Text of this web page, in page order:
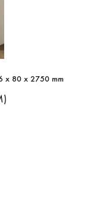
x 80 x 2750 mm